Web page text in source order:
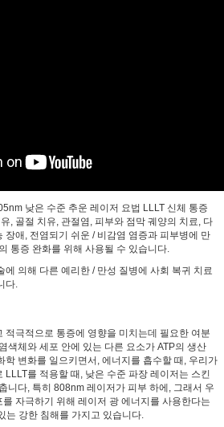
낮은 수준 추운 레이저 요법 LLLT 신체 통증
, 골절 치유, 관절염, 피부와 점막 궤양의 치료, 다
장애, 전염되기 쉬운 / 비감염 염증과 피부병에 만
통증 완화를 위해 사용될 수 있습니다.
에 의해 다른 예리한 / 만성 질병에 사회 복귀 치료
다.
적극적으로 통증에 영향을 미치는데 필요한 여분
색체와 세포 안에 있는 다른 요소가 ATP의 생산
학 변화를 일으키면서, 에너지를 흡수할 때, 우리가
LLLT를 적용할 때, 낮은 수준 파장 레이저는 스킨
니다, 특히 808nm 레이저가 피부 하에, 그래서 우
자극하기 위해 레이저 광 에너지를 사용한다는
는 강한 침해를 가지고 있습니다.